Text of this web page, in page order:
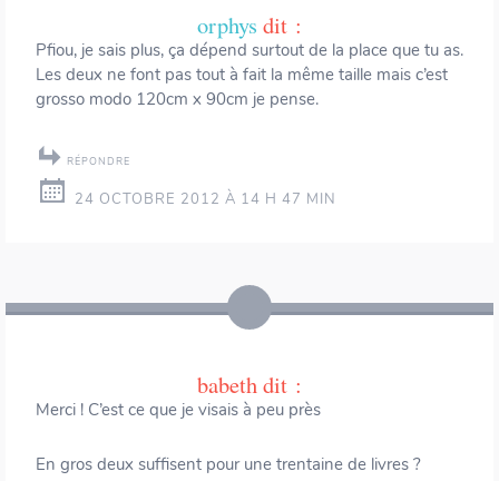
orphys dit :
Pfiou, je sais plus, ça dépend surtout de la place que tu as.
Les deux ne font pas tout à fait la même taille mais c’est
grosso modo 120cm x 90cm je pense.
RÉPONDRE
24 OCTOBRE 2012 À 14 H 47 MIN
babeth dit :
Merci ! C’est ce que je visais à peu près
En gros deux suffisent pour une trentaine de livres ?